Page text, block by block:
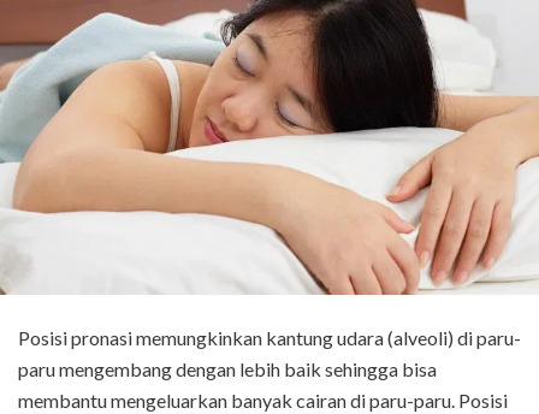
Posisi pronasi memungkinkan kantung udara (alveoli) di paru-
paru mengembang dengan lebih baik sehingga bisa
membantu mengeluarkan banyak cairan di paru-paru. Posisi